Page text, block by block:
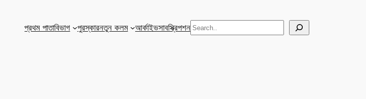
প্রথম পাতাবিভাগ পুরস্কারনতুন কলম আর্কাইভসাবস্ক্রিপশনSearch